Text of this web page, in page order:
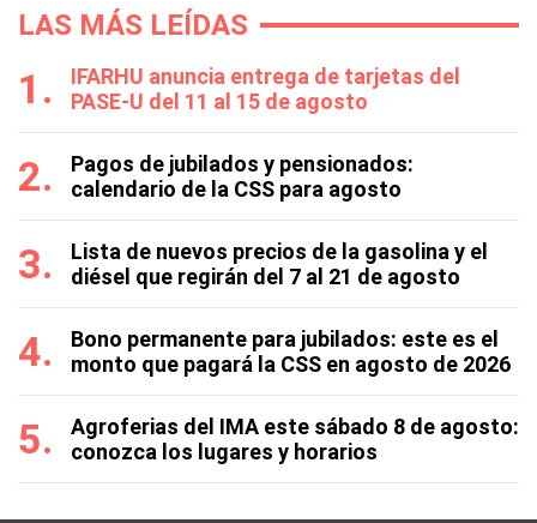
LAS MÁS LEÍDAS
IFARHU anuncia entrega de tarjetas del
PASE-U del 11 al 15 de agosto
Pagos de jubilados y pensionados:
calendario de la CSS para agosto
Lista de nuevos precios de la gasolina y el
diésel que regirán del 7 al 21 de agosto
Bono permanente para jubilados: este es el
monto que pagará la CSS en agosto de 2026
Agroferias del IMA este sábado 8 de agosto:
conozca los lugares y horarios